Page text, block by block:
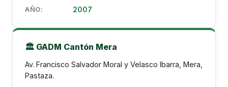
AÑO: 2007
🏛️ GADM Cantón Mera
Av. Francisco Salvador Moral y Velasco Ibarra, Mera,
Pastaza.